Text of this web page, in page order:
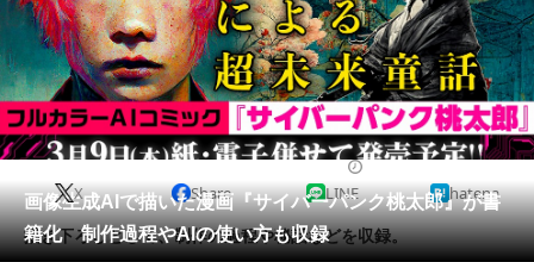
エンタメ クイズ
グルメ 地域
住まい 教育・育児
動物 リサーチ
会員記事
画像生成AIで描いた漫画『サイバーパンク桃太郎』が書
籍化 制作過程やAIの使い方も収録
X Share LINE hatena
描き下ろしとして、制作の過程や秘話などを収録。